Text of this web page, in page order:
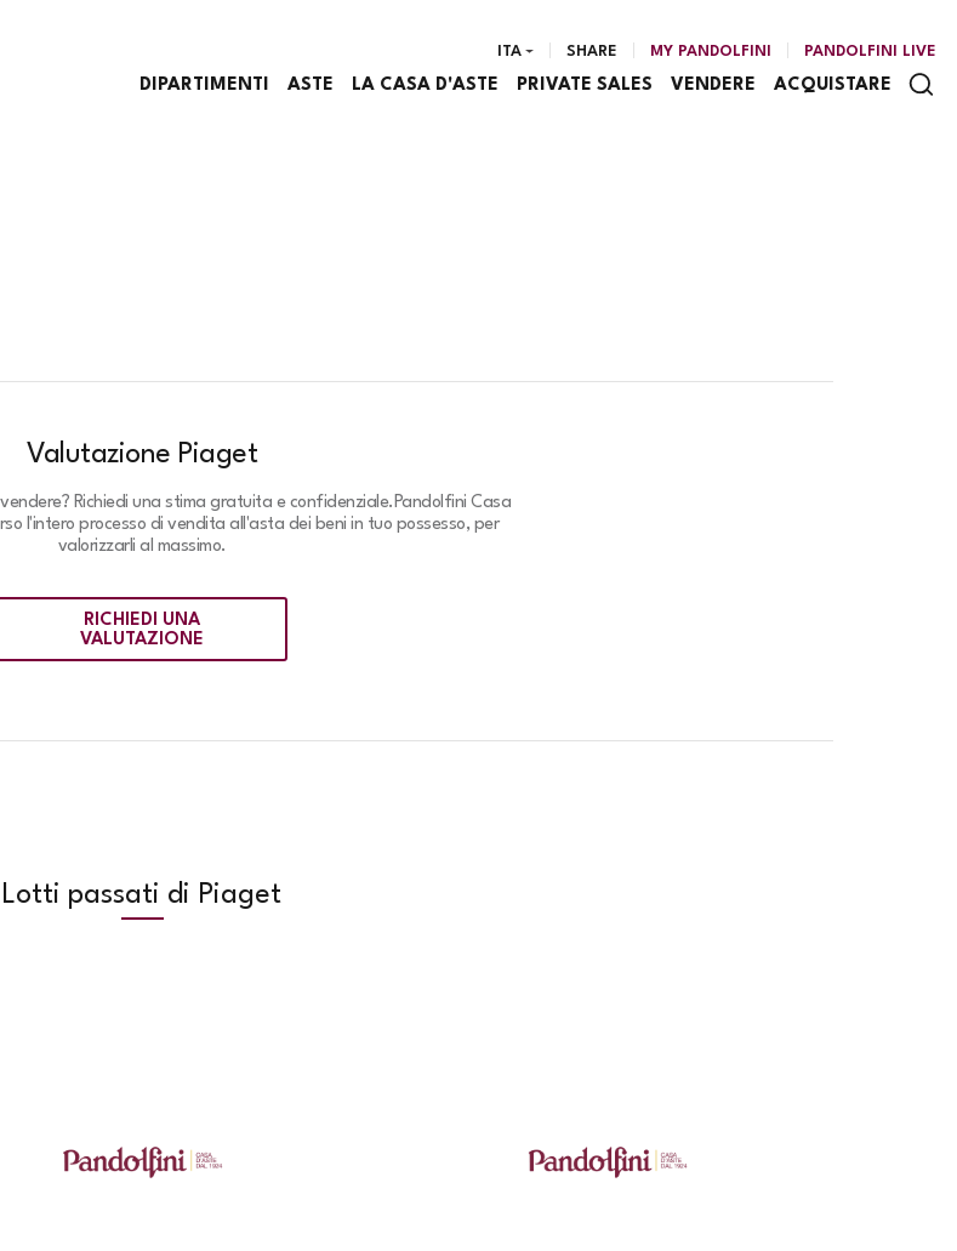
ITA SHARE MY PANDOLFINI PANDOLFINI LIVE
DIPARTIMENTI ASTE LA CASA D'ASTE PRIVATE SALES VENDERE ACQUISTARE
Valutazione Piaget
Richiedi una stima gratuita e confidenziale. Pandolfini Casa
l'intero processo di vendita all'asta dei beni in tuo possesso, per
valorizzarli al massimo.
RICHIEDI UNA
VALUTAZIONE
Lotti passati di Piaget